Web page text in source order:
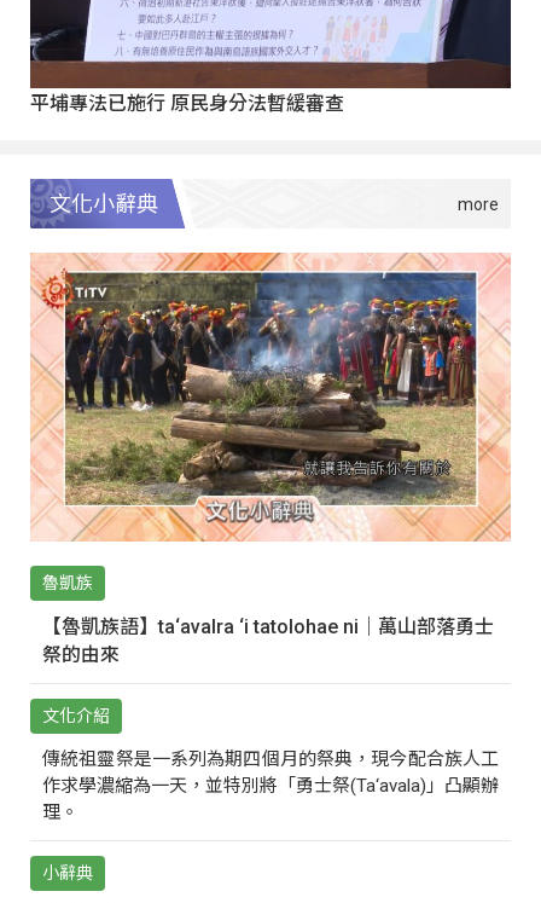
平埔專法已施行 原民身分法暫緩審查
文化小辭典
魯凱族
【魯凱族語】ta‘avalra ‘i tatolohae ni｜萬山部落勇士
祭的由來
文化介紹
傳統祖靈祭是一系列為期四個月的祭典，現今配合族人工
作求學濃縮為一天，並特別將「勇士祭(Ta‘avala)」凸顯辦
理。
小辭典